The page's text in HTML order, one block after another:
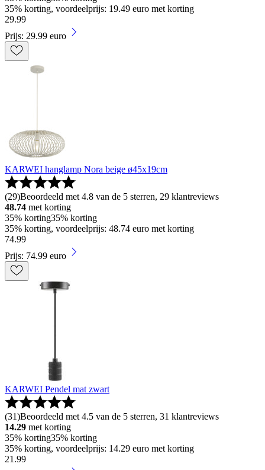
35% korting, voordeelprijs: 19.49 euro met korting
29.99
Prijs: 29.99 euro
KARWEI hanglamp Nora beige ø45x19cm
(29)Beoordeeld met 4.8 van de 5 sterren, 29 klantreviews
48.74 met korting
35% korting35% korting
35% korting, voordeelprijs: 48.74 euro met korting
74.99
Prijs: 74.99 euro
KARWEI Pendel mat zwart
(31)Beoordeeld met 4.5 van de 5 sterren, 31 klantreviews
14.29 met korting
35% korting35% korting
35% korting, voordeelprijs: 14.29 euro met korting
21.99